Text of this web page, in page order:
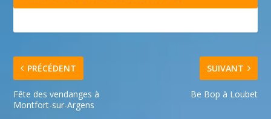
PRÉCÉDENT
Fête des vendanges à
Montfort-sur-Argens
SUIVANT
Be Bop à Loubet